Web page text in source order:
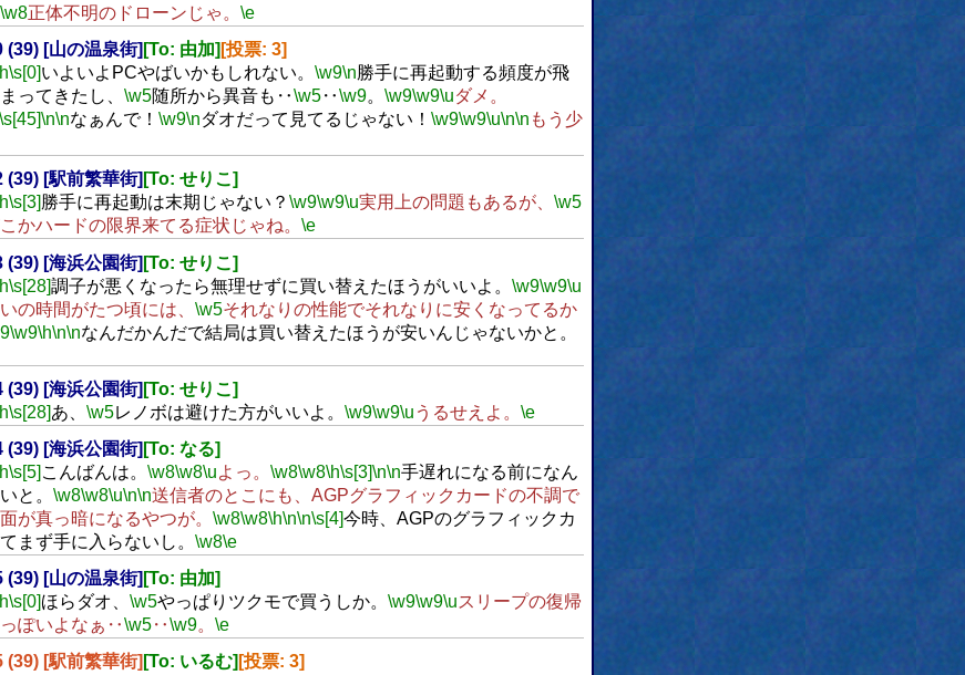
\w8正体不明のドローンじゃ。 \e
(39) [山の温泉街] [To: 由加] [投票: 3]
\s[0]いよいよPCやばいかもしれない。 \w9\n勝手に再起動する頻度が飛
ってきたし、 \w5随所から異音も‥\w5‥\w9。 \w9\w9\uダメ。
\s[45]\n\nなぁんで！ \w9\nダオだって見てるじゃない！ \w9\w9\u\n\n もう少
(39) [駅前繁華街] [To: せりこ]
\s[3]勝手に再起動は末期じゃない？ \w9\w9\u実用上の問題もあるが、 \w5
かハードの限界来てる症状じゃね。 \e
(39) [海浜公園街] [To: せりこ]
\s[28]調子が悪くなったら無理せずに買い替えたほうがいいよ。 \w9\w9\u
の時間がたつ頃には、 \w5それなりの性能でそれなりに安くなってるか
\w9\h\n\nなんだかんだで結局は買い替えたほうが安いんじゃないかと。
(39) [海浜公園街] [To: せりこ]
\s[28]あ、 \w5レノボは避けた方がいいよ。 \w9\w9\u うるせえよ。 \e
(39) [海浜公園街] [To: なる]
\s[5] こんばんは。 \w8\w8\uよっ。 \w8\w8\h\s[3]\n\n手遅れになる前になん
と。 \w8\w8\u\n\n送信者のとこにも、AGPグラフィックカードの不調で
が真っ暗になるやつが。 \w8\w8\h\n\n\s[4]今時、AGPのグラフィックカ
まず手に入らないし。 \w8\e
(39) [山の温泉街] [To: 由加]
\s[0]ほらダオ、 \w5やっぱりツクモで買うしか。 \w9\w9\uスリープの復帰
ぽいよなぁ‥\w5‥\w9。 \e
(39) [駅前繁華街] [To: いるむ] [投票: 3]